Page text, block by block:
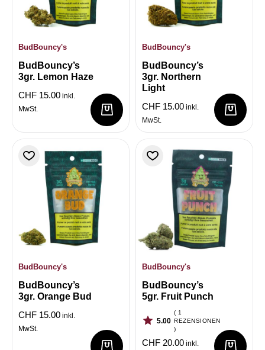
BudBouncy's
BudBouncy’s
3gr. Lemon Haze
CHF 15.00 inkl.
MwSt.
BudBouncy's
BudBouncy’s
3gr. Northern
Light
CHF 15.00 inkl.
MwSt.
BudBouncy's
BudBouncy’s
3gr. Orange Bud
CHF 15.00 inkl.
MwSt.
BudBouncy's
BudBouncy’s
5gr. Fruit Punch
5.00
( 1
REZENSIONEN
)
CHF 20.00 inkl.